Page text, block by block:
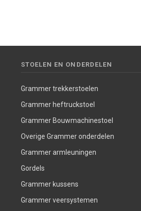
STOELEN EN ONDERDELEN
Grammer trekkerstoelen
Grammer heftruckstoel
Grammer Bouwmachinestoel
Overige Grammer onderdelen
Grammer armleuningen
Gordels
Grammer kussens
Grammer veersystemen